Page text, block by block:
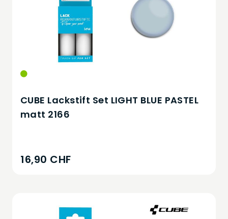
CUBE Lackstift Set LIGHT BLUE PASTEL
matt 2166
16,90 CHF